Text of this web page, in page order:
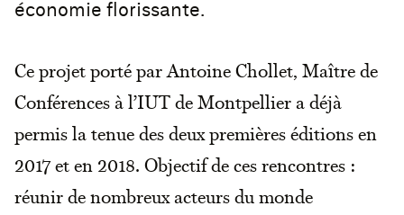
économie florissante.
Ce projet porté par Antoine Chollet, Maître de
Conférences à l’IUT de Montpellier a déjà
permis la tenue des deux premières éditions en
2017 et en 2018. Objectif de ces rencontres :
réunir de nombreux acteurs du monde